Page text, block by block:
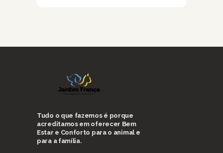
Tudo o que fazemos é porque
acreditamos em oferecer Bem
Estar e Conforto para o animal e
para a família.